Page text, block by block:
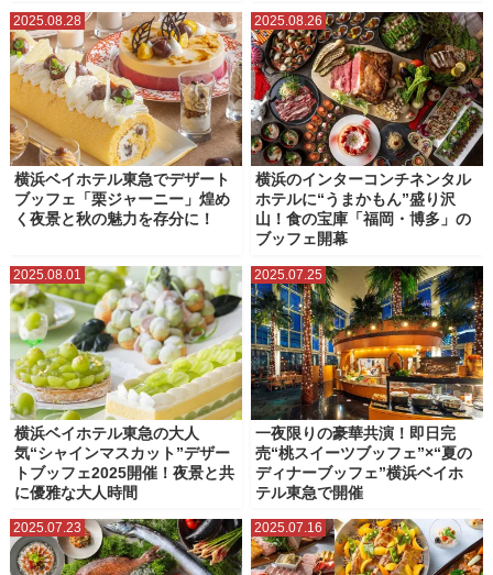
2025.08.28
横浜ベイホテル東急でデザート
ブッフェ「栗ジャーニー」煌め
く夜景と秋の魅力を存分に！
2025.08.26
横浜のインターコンチネンタル
ホテルに“うまかもん”盛り沢
山！食の宝庫「福岡・博多」の
ブッフェ開幕
2025.08.01
横浜ベイホテル東急の大人
気“シャインマスカット”デザー
トブッフェ2025開催！夜景と共
に優雅な大人時間
2025.07.25
一夜限りの豪華共演！即日完
売“桃スイーツブッフェ”×“夏の
ディナーブッフェ”横浜ベイホ
テル東急で開催
2025.07.23 2025.07.16